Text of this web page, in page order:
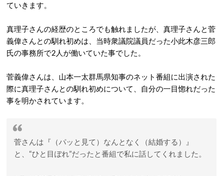
ていきます。
真理子さんの経歴のところでも触れましたが、真理子さんと菅
義偉さんとの馴れ初めは、当時衆議院議員だった小此木彦三郎
氏の事務所で2人が働いていた事でした。
菅義偉さんは、山本一太群馬県知事のネット番組に出演された
際に真理子さんとの馴れ初めについて、自分の一目惚れだった
事を明かされています。
菅さんは『（パッと見て）なんとなく（結婚する）』
と、“ひと目ぼれ”だったと番組で私に話してくれました。